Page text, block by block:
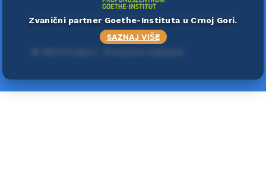
Zvanični partner Goethe-Instituta u Crnoj Gori.
SAZNAJ VIŠE